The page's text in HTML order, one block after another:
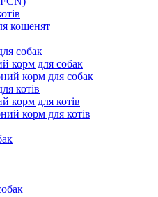
кошенят
собак
корм для собак
корм для собак
котів
корм для котів
корм для котів